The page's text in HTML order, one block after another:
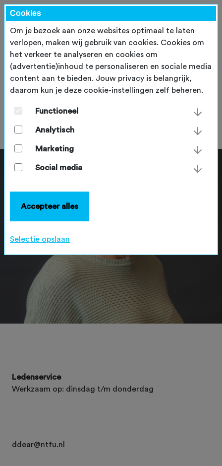
Daniëlle Dear
donderdag 25 mei 2023
Ledenservice
Werkzaam op: dinsdag t/m donderdag
ddear@ntfu.nl
Cookies
Om je bezoek aan onze websites optimaal te laten
verlopen, maken wij gebruik van cookies. Cookies om
het verkeer te analyseren en cookies om
(advertentie)inhoud te personaliseren en sociale media
content aan te bieden. Jouw privacy is belangrijk,
daarom kun je deze cookie-instellingen zelf beheren.
Functioneel
Analytisch
Marketing
Social media
Accepteer alles
Selectie opslaan